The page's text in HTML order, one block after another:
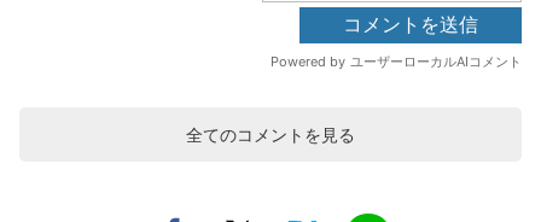
全てのコメントを見る